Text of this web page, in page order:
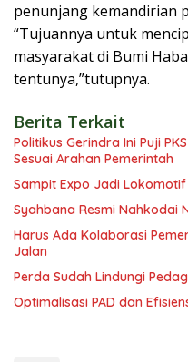
penunjang kemandirian
“Tujuannya untuk
masyarakat di Bumi
tentunya,”tutupnya.
Berita Terkait
Politikus Gerindra Ini Puji
Sesuai Arahan Pemerintah
Sampit Expo Jadi
Syahbana Resmi Nahkodai
Harus Ada Kolaborasi
Jalan
Perda Sudah Lindungi
Optimalisasi PAD dan